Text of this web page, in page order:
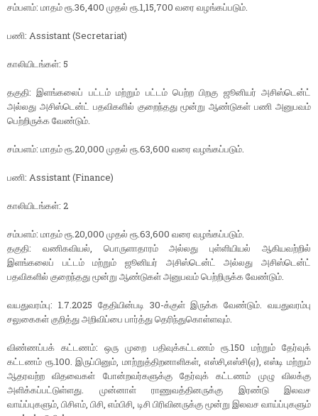
சம்பளம்: மாதம் ரூ.36,400 முதல் ரூ.1,15,700 வரை வழங்கப்படும்.
பணி: Assistant (Secretariat)
காலியிடங்கள்: 5
தகுதி: இளங்கலைப் பட்டம் மற்றும் பட்டம் பெற்ற பிறகு ஜூனியர் அசிஸ்டென்ட்
அல்லது அசிஸ்டென்ட் பதவிகளில் குறைந்தது மூன்று ஆண்டுகள் பணி அனுபவம்
பெற்றிருக்க வேண்டும்.
சம்பளம்: மாதம் ரூ.20,000 முதல் ரூ.63,600 வரை வழங்கப்படும்.
பணி: Assistant (Finance)
காலியிடங்கள்: 2
சம்பளம்: மாதம் ரூ.20,000 முதல் ரூ.63,600 வரை வழங்கப்படும்.
தகுதி: வணிகவியல், பொருளாதாரம் அல்லது புள்ளியியல் ஆகியவற்றில்
இளங்கலைப் பட்டம் மற்றும் ஜூனியர் அசிஸ்டென்ட் அல்லது அசிஸ்டென்ட்
பதவிகளில் குறைந்தது மூன்று ஆண்டுகள் அனுபவம் பெற்றிருக்க வேண்டும்.
வயதுவரம்பு: 1.7.2025 தேதியின்படி 30-க்குள் இருக்க வேண்டும். வயதுவரம்பு
சலுகைகள் குறித்து அறிவிப்பை பார்த்து தெரிந்துகொள்ளவும்.
விண்ணப்பக் கட்டணம்: ஒரு முறை பதிவுக்கட்டணம் ரூ.150 மற்றும் தேர்வுக்
கட்டணம் ரூ.100. இருப்பினும், மாற்றுத்திறனாளிகள், எஸ்சி,எஸ்சி(ஏ), எஸ்டி மற்றும்
ஆதரவற்ற விதவைகள் போன்றவர்களுக்கு தேர்வுக் கட்டணம் முழு விலக்கு
அளிக்கப்பட்டுள்ளது. முன்னாள் ராணுவத்தினருக்கு இரண்டு இலவச
வாய்ப்புகளும், பிசிஎம், பிசி, எம்பிசி, டிசி பிரிவினருக்கு மூன்று இலவச வாய்ப்புகளும்